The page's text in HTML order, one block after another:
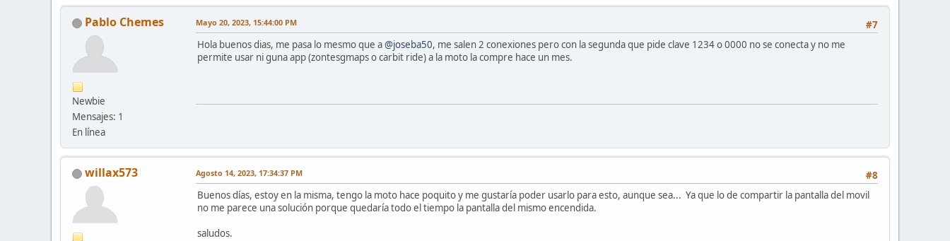
Pablo Chemes
Newbie
Mensajes: 1
En línea
#7
Mayo 20, 2023, 15:44:00 PM
Hola buenos dias, me pasa lo mesmo que a@joseba50, me salen 2 conexiones pero con la segunda que pide clave 1234 o 0000 no se conecta y no me
permite usar ni guna app (zontesgmaps o carbit ride) a la moto la compre hace un mes.
willax573 #8
Agosto 14, 2023, 17:34:37 PM
Buenos días, estoy en la misma, tengo la moto hace poquito y me gustaría poder usarlo para esto, aunque sea... Ya que lo de compartir la pantalla del movil
no me parece una solución porque quedaría todo el tiempo la pantalla del mismo encendida.
saludos.